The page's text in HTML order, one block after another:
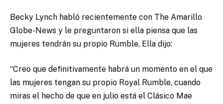
Becky Lynch habló recientemente con The Amarillo
Globe-News y le preguntaron si ella piensa que las
mujeres tendrán su propio Rumble. Ella dijo:
“Creo que definitivamente habrá un momento en el que
las mujeres tengan su propio Royal Rumble, cuando
miras el hecho de que en julio está el Clásico Mae